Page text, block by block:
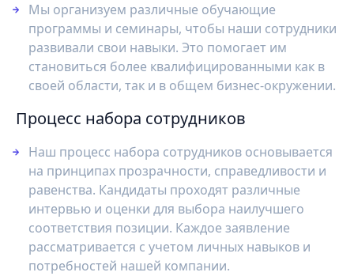
Мы организуем различные обучающие
программы и семинары, чтобы наши сотрудники
развивали свои навыки. Это помогает им
становиться более квалифицированными как в
своей области, так и в общем бизнес-окружении.
Процесс набора сотрудников
Наш процесс набора сотрудников основывается
на принципах прозрачности, справедливости и
равенства. Кандидаты проходят различные
интервью и оценки для выбора наилучшего
соответствия позиции. Каждое заявление
рассматривается с учетом личных навыков и
потребностей нашей компании.